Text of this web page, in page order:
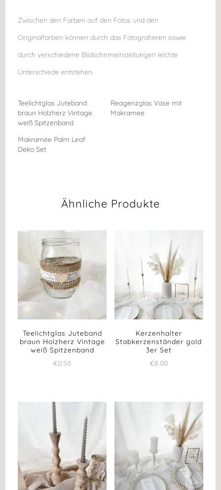
Zwischen den Farben auf den Fotos und den
Originalfarben können durch das Fotografieren sowie
durch verschiedene Bildschirmeinstellungen leichte
Unterschiede entstehen.
Teelichtglas Juteband
braun Holzherz Vintage
weiß Spitzenband
Reagenzglas Vase mit
Makramee
Makramée Palm Leaf
Deko Set
Ähnliche Produkte
Teelichtglas Juteband
braun Holzherz Vintage
weiß Spitzenband
€0.50
Kerzenhalter
Stabkerzenständer gold
3er Set
€8.00